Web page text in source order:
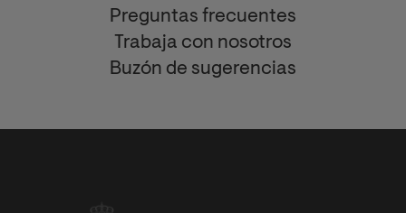
Preguntas frecuentes
Trabaja con nosotros
Buzón de sugerencias